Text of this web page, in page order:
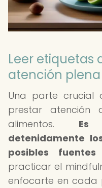
Leer etiquetas
atención plena
Una parte crucial
prestar
alimentos. Es
detenidamente
posibles
practicar el
enfocarte en cada